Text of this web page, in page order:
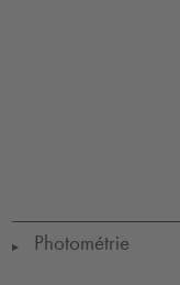
▶ Photométrie